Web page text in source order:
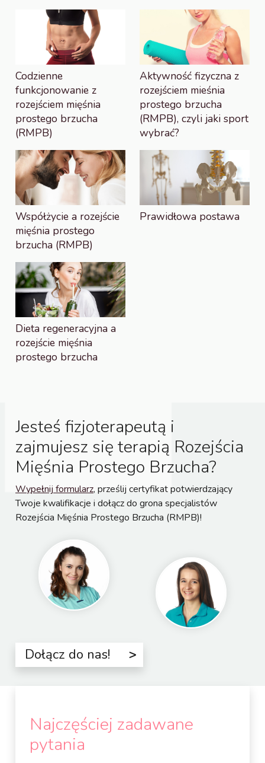
Codzienne
funkcjonowanie z
rozejściem mięśnia
prostego brzucha
(RMPB)
Aktywność fizyczna z
rozejściem mieśnia
prostego brzucha
(RMPB), czyli jaki sport
wybrać?
Współżycie a rozejście
mięśnia prostego
brzucha (RMPB)
Prawidłowa postawa
Dieta regeneracyjna a
rozejście mięśnia
prostego brzucha
Jesteś fizjoterapeutą i
zajmujesz się terapią Rozejścia
Mięśnia Prostego Brzucha?
Wypełnij formularz, prześlij certyfikat potwierdzający
Twoje kwalifikacje i dołącz do grona specjalistów
Rozejścia Mięśnia Prostego Brzucha (RMPB)!
Dołącz do nas!
Najczęściej zadawane
pytania